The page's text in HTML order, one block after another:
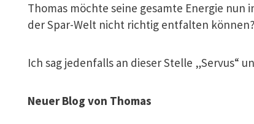
Thomas möchte seine gesamte Energie nun
der Spar-Welt nicht richtig entfalten
Ich sag jedenfalls an dieser Stelle „Servus“
Neuer Blog von Thomas